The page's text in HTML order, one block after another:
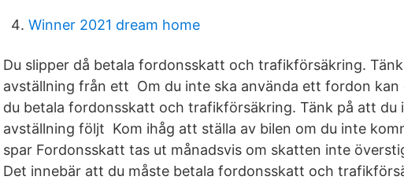
Winner 2021 dream home
Du slipper då betala fordonsskatt och trafikförsäkring.
avställning från ett Om du inte ska använda ett fordon kan
du betala fordonsskatt och trafikförsäkring. Tänk på att du
avställning följt Kom ihåg att ställa av bilen om du inte
spar Fordonsskatt tas ut månadsvis om skatten inte
Det innebär att du måste betala fordonsskatt och